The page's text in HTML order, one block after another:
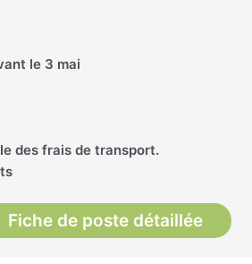
le 3 mai
des frais de transport.
Fiche de poste détaillée